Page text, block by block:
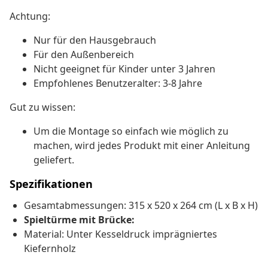
Achtung:
Nur für den Hausgebrauch
Für den Außenbereich
Nicht geeignet für Kinder unter 3 Jahren
Empfohlenes Benutzeralter: 3-8 Jahre
Gut zu wissen:
Um die Montage so einfach wie möglich zu
machen, wird jedes Produkt mit einer Anleitung
geliefert.
Spezifikationen
Gesamtabmessungen: 315 x 520 x 264 cm (L x B x H)
Spieltürme mit Brücke:
Material: Unter Kesseldruck imprägniertes
Kiefernholz